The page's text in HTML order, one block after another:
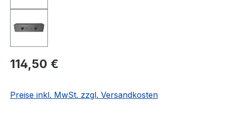
Regulärer Preis:
114,50 €
Preise inkl. MwSt. zzgl. Versandkosten